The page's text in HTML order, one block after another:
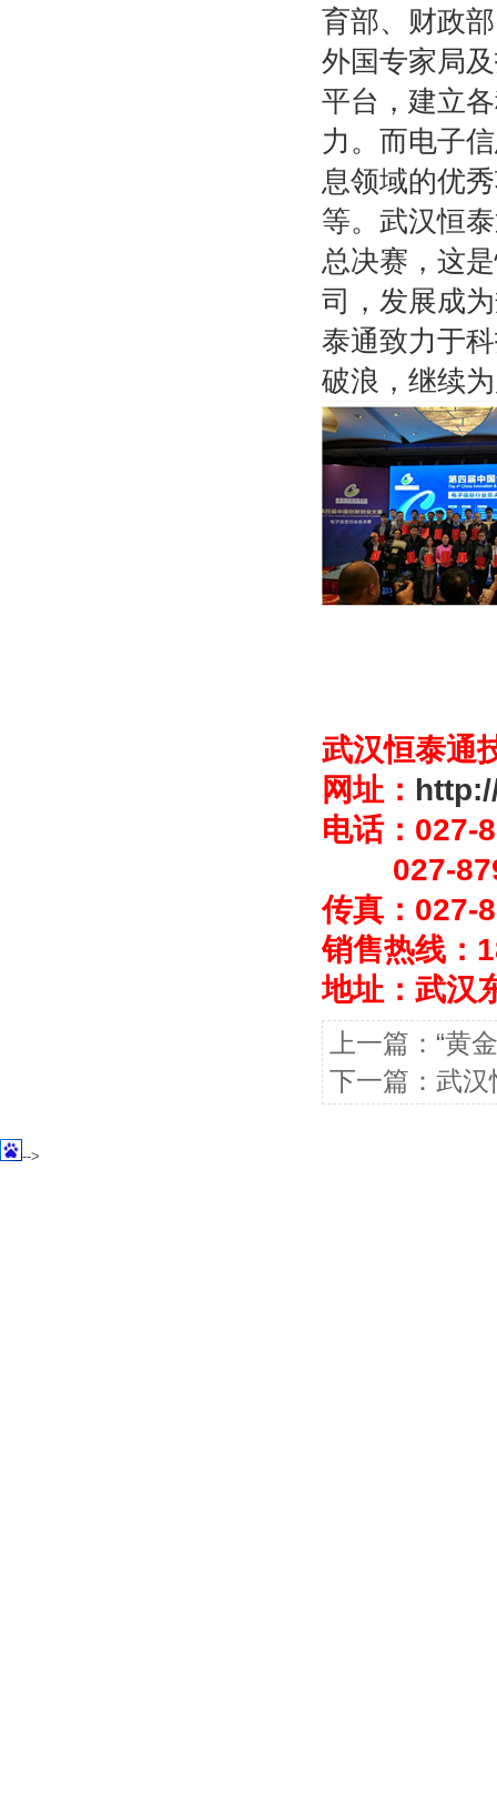
育部、财政
外国专家局
平台，建立
力。而电子
息领域的优
等。武汉恒
总决赛，这
司，发展成
泰通致力于
破浪，继续
武汉恒泰通
网址：
电话：027-
027-
传真：027-
销售热线：
地址：武汉
上一篇： “黄
下一篇： 武汉
-->